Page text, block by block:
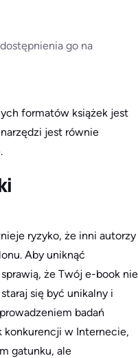
go na
formatów książek jest
jest równie
ryzyko, że inni autorzy
Aby uniknąć
że Twój e-book nie
się być unikalny i
badań
konkurencji w Internecie,
gatunku, ale